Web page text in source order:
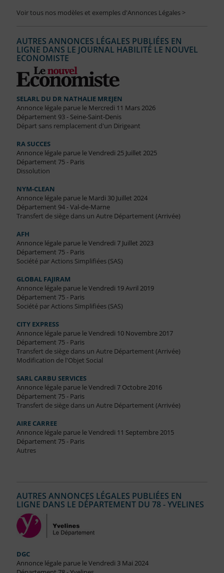
Voir tous nos modèles et exemples d'Annonces Légales >
AUTRES ANNONCES LÉGALES PUBLIÉES EN
LIGNE DANS LE JOURNAL HABILITÉ LE NOUVEL
ECONOMISTE
SELARL DU DR NATHALIE MREJEN
Annonce légale parue le Mercredi 11 Mars 2026
Département 93 - Seine-Saint-Denis
Départ sans remplacement d'un Dirigeant
RA SUCCES
Annonce légale parue le Vendredi 25 Juillet 2025
Département 75 - Paris
Dissolution
NYM-CLEAN
Annonce légale parue le Mardi 30 Juillet 2024
Département 94 - Val-de-Marne
Transfert de siège dans un Autre Département (Arrivée)
AFH
Annonce légale parue le Vendredi 7 Juillet 2023
Département 75 - Paris
Société par Actions Simplifiées (SAS)
GLOBAL FAJIRAM
Annonce légale parue le Vendredi 19 Avril 2019
Département 75 - Paris
Société par Actions Simplifiées (SAS)
CITY EXPRESS
Annonce légale parue le Vendredi 10 Novembre 2017
Département 75 - Paris
Transfert de siège dans un Autre Département (Arrivée)
Modification de l'Objet Social
SARL CARBU SERVICES
Annonce légale parue le Vendredi 7 Octobre 2016
Département 75 - Paris
Transfert de siège dans un Autre Département (Arrivée)
AIRE CARREE
Annonce légale parue le Vendredi 11 Septembre 2015
Département 75 - Paris
Autres
AUTRES ANNONCES LÉGALES PUBLIÉES EN
LIGNE DANS LE DÉPARTEMENT DU 78 - YVELINES
DGC
Annonce légale parue le Vendredi 3 Mai 2024